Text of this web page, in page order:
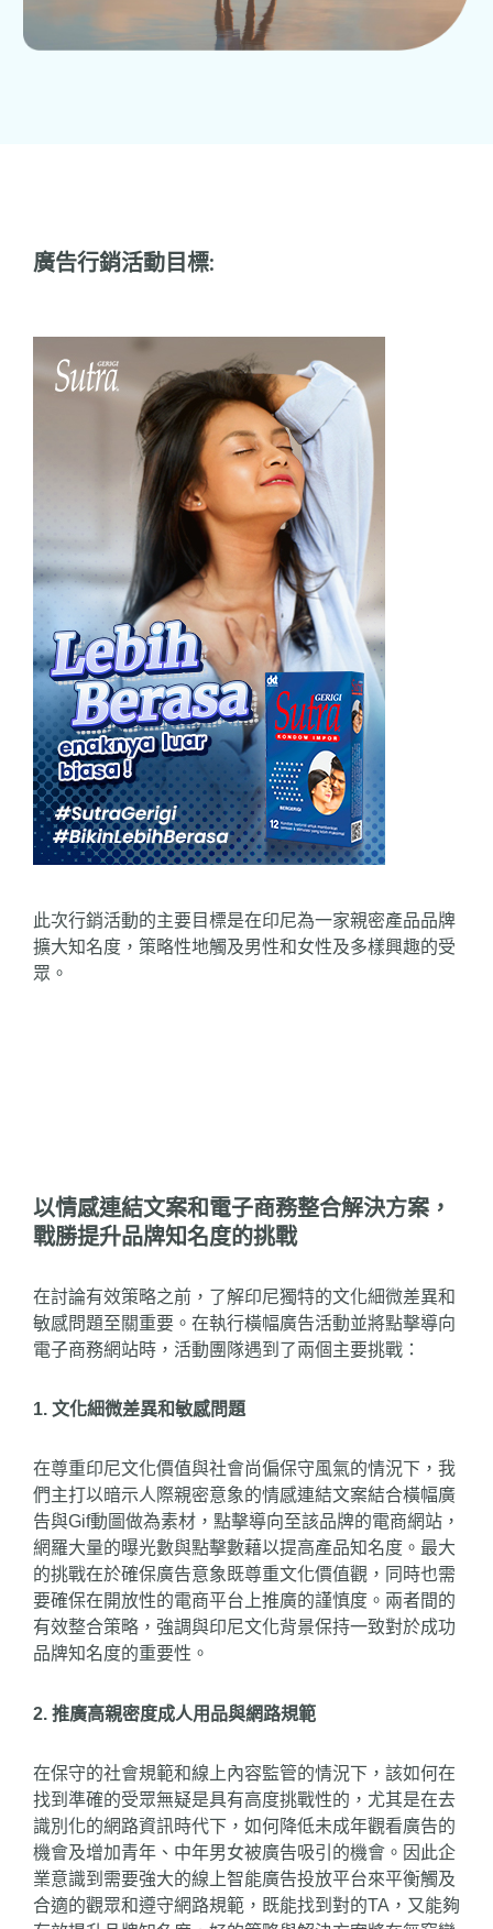
廣告行銷活動目標:
此次行銷活動的主要目標是在印尼為一家親密產品品牌
擴大知名度，策略性地觸及男性和女性及多樣興趣的受
眾。
以情感連結文案和電子商務整合解決方案，
戰勝提升品牌知名度的挑戰
在討論有效策略之前，了解印尼獨特的文化細微差異和
敏感問題至關重要。在執行橫幅廣告活動並將點擊導向
電子商務網站時，活動團隊遇到了兩個主要挑戰：
1. 文化細微差異和敏感問題
在尊重印尼文化價值與社會尚偏保守風氣的情況下，我
們主打以暗示人際親密意象的情感連結文案結合橫幅廣
告與Gif動圖做為素材，點擊導向至該品牌的電商網站，
網羅大量的曝光數與點擊數藉以提高產品知名度。最大
的挑戰在於確保廣告意象既尊重文化價值觀，同時也需
要確保在開放性的電商平台上推廣的謹慎度。兩者間的
有效整合策略，強調與印尼文化背景保持一致對於成功
品牌知名度的重要性。
2. 推廣高親密度成人用品與網路規範
在保守的社會規範和線上內容監管的情況下，該如何在
找到準確的受眾無疑是具有高度挑戰性的，尤其是在去
識別化的網路資訊時代下，如何降低未成年觀看廣告的
機會及增加青年、中年男女被廣告吸引的機會。因此企
業意識到需要強大的線上智能廣告投放平台來平衡觸及
合適的觀眾和遵守網路規範，既能找到對的TA，又能夠